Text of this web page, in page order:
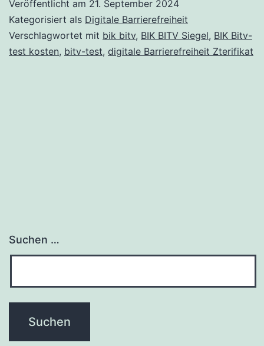
Dauer,
Siegel
Veröffentlicht am 21. September 2024
Kategorisiert als Digitale Barrierefreiheit
Verschlagwortet mit bik bitv, BIK BITV Siegel, BIK Bitv-
test kosten, bitv-test, digitale Barrierefreiheit Zterifikat
Suchen …